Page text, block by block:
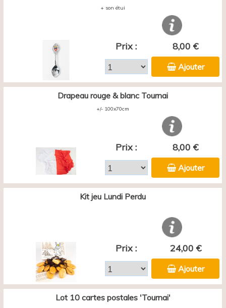
+ son étui
Prix : 8,00 €
Ajouter
Drapeau rouge & blanc Tournai
+/- 100x70cm
Prix : 8,00 €
Ajouter
Kit jeu Lundi Perdu
Prix : 24,00 €
Ajouter
Lot 10 cartes postales 'Tournai'